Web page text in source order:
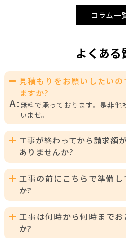
コラム一
よくある
見積もりをお願いしたい
ますか?
A: 無料で承っております。是非他
いませ。
工事が終わってから請求額
ありませんか?
A:オーネストリフォームでは、お
に関しては一切の追加費用を頂
ただし、工事の進行中にお見積
発見された場合には、その部
き、同意を頂いた後に施工を行
工事の前にこちらで準備
か?
A:大事なものや壊れてはいけな
ら、事前に移動して頂けると幸
工事は何時から何時まで
か?